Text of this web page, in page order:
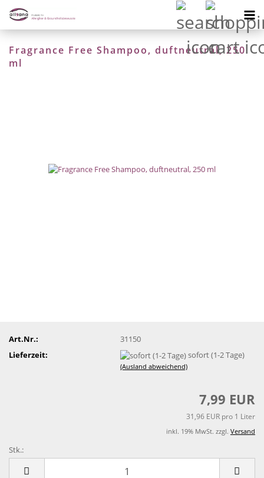
Fragrance Free Shampoo, duftneutral, 250
ml
Art.Nr.:
31150
Lieferzeit:
sofort (1-2 Tage)
(Ausland abweichend)
7,99 EUR
31,96 EUR pro 1 Liter
inkl. 19% MwSt. zzgl. Versand
Stk.: